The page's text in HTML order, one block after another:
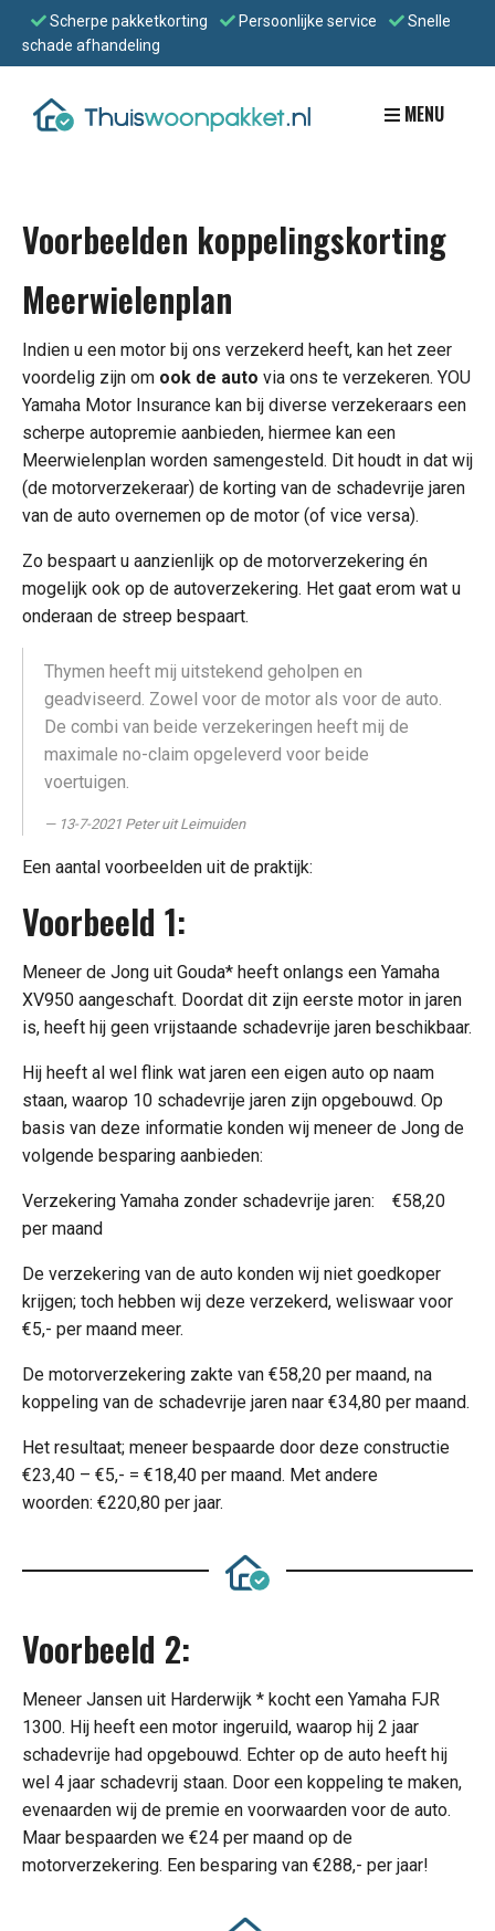
Scherpe pakketkorting Persoonlijke service
Snelle
schade afhandeling
MENU
Voorbeelden koppelingskorting
Meerwielenplan
Indien u een motor bij ons verzekerd heeft, kan het zeer
voordelig zijn om ook de auto via ons te verzekeren. YOU
Yamaha Motor Insurance kan bij diverse verzekeraars een
scherpe autopremie aanbieden, hiermee kan een
Meerwielenplan worden samengesteld. Dit houdt in dat wij
(de motorverzekeraar) de korting van de schadevrije jaren
van de auto overnemen op de motor (of vice versa).
Zo bespaart u aanzienlijk op de motorverzekering én
mogelijk ook op de autoverzekering. Het gaat erom wat u
onderaan de streep bespaart.
Thymen heeft mij uitstekend geholpen en
geadviseerd. Zowel voor de motor als voor de auto.
De combi van beide verzekeringen heeft mij de
maximale no-claim opgeleverd voor beide
voertuigen.
13-7-2021 Peter uit Leimuiden
Een aantal voorbeelden uit de praktijk:
Voorbeeld 1:
Meneer de Jong uit Gouda* heeft onlangs een Yamaha
XV950 aangeschaft. Doordat dit zijn eerste motor in jaren
is, heeft hij geen vrijstaande schadevrije jaren beschikbaar.
Hij heeft al wel flink wat jaren een eigen auto op naam
staan, waarop 10 schadevrije jaren zijn opgebouwd. Op
basis van deze informatie konden wij meneer de Jong de
volgende besparing aanbieden:
Verzekering Yamaha zonder schadevrije jaren: €58,20
per maand
De verzekering van de auto konden wij niet goedkoper
krijgen; toch hebben wij deze verzekerd, weliswaar voor
€5,- per maand meer.
De motorverzekering zakte van €58,20 per maand, na
koppeling van de schadevrije jaren naar €34,80 per maand.
Het resultaat; meneer bespaarde door deze constructie
€23,40 – €5,- = €18,40 per maand. Met andere
woorden: €220,80 per jaar.
Voorbeeld 2:
Meneer Jansen uit Harderwijk * kocht een Yamaha FJR
1300. Hij heeft een motor ingeruild, waarop hij 2 jaar
schadevrije had opgebouwd. Echter op de auto heeft hij
wel 4 jaar schadevrij staan. Door een koppeling te maken,
evenaarden wij de premie en voorwaarden voor de auto.
Maar bespaarden we €24 per maand op de
motorverzekering. Een besparing van €288,- per jaar!